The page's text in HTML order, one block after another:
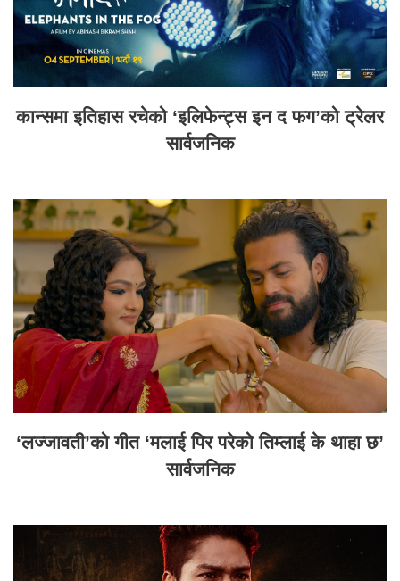
कान्समा इतिहास रचेको ‘इलिफेन्ट्स इन द फग’को ट्रेलर
सार्वजनिक
‘लज्जावती’को गीत ‘मलाई पिर परेको तिम्लाई के थाहा छ’
सार्वजनिक